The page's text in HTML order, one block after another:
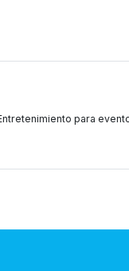
para